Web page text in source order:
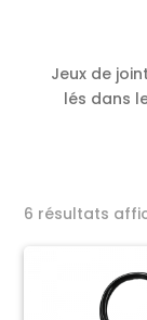
Jeux de
lés dans
6 résultats